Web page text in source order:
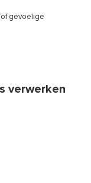
gevoelige
verwerken